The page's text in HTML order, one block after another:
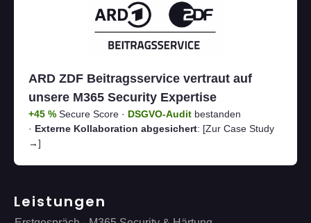
ARD ZDF Beitragsservice vertraut auf
unsere M365 Security Expertise
+45 % Secure Score · DSGVO-Audit bestanden
· Externe Kollaboration abgesichert: [Zur Case Study
→]
Leistungen